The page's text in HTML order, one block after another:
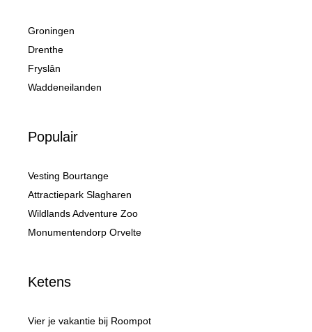
Groningen
Drenthe
Fryslân
Waddeneilanden
Populair
Vesting Bourtange
Attractiepark Slagharen
Wildlands Adventure Zoo
Monumentendorp Orvelte
Ketens
Vier je vakantie bij Roompot